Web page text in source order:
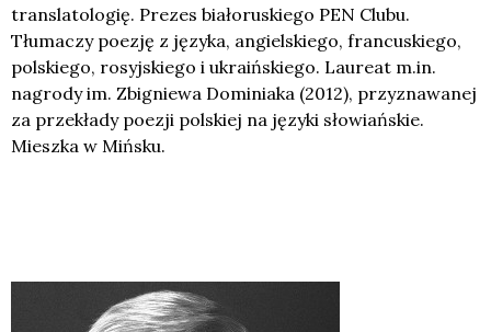
translatologię. Prezes białoruskiego PEN Clubu.
Tłumaczy poezję z języka, angielskiego, francuskiego,
polskiego, rosyjskiego i ukraińskiego. Laureat m.in.
nagrody im. Zbigniewa Dominiaka (2012), przyznawanej
za przekłady poezji polskiej na języki słowiańskie.
Mieszka w Mińsku.